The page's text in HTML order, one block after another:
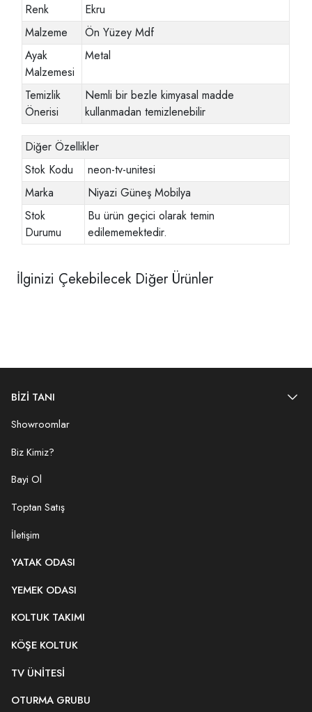
Renk
Ekru
Malzeme
Ön Yüzey Mdf
Ayak
Malzemesi
Metal
Temizlik
Önerisi
Nemli bir bezle kimyasal madde
kullanmadan temizlenebilir
Diğer Özellikler
Stok Kodu
neon-tv-unitesi
Marka
Niyazi Güneş Mobilya
Stok
Durumu
Bu ürün geçici olarak temin
edilememektedir.
İlginizi Çekebilecek Diğer Ürünler
BİZİ TANI
Showroomlar
Biz Kimiz?
Bayi Ol
Toptan Satış
İletişim
YATAK ODASI
YEMEK ODASI
KOLTUK TAKIMI
KÖŞE KOLTUK
TV ÜNITESI
OTURMA GRUBU